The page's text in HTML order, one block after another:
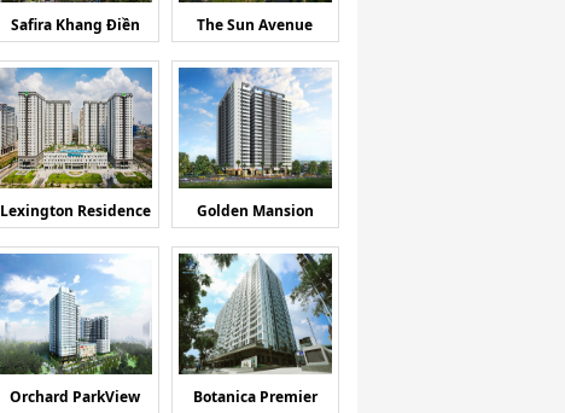
Safira Khang Điền The Sun Avenue
Lexington Residence Golden Mansion
Orchard ParkView Botanica Premier